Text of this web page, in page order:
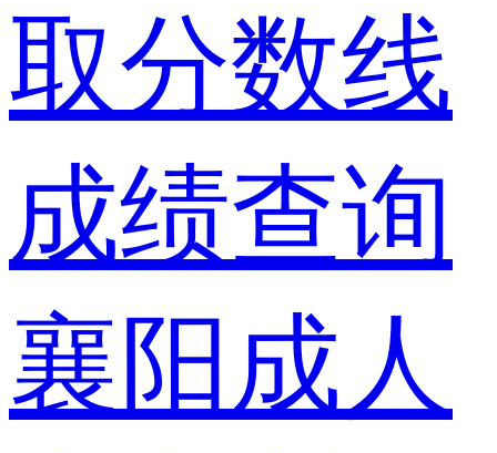
取分数线
成绩查询
襄阳成人